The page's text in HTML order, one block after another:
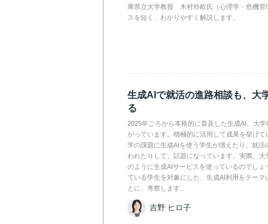
庫県立大学教授 木村玲欧氏（心理学・危機管
スを短く、わかりやすく解説します。
生成AIで就活の進路相談も、大
る
2025年ごろから本格的に普及した生成AI。大
がっています。積極的に活用して成果を挙げ
学の課題に生成AIを使う学生が増えたり、就活
われたりして、話題になっています。実際、
のように生成AIサービスを使っているのでしょ
ている学生を対象にした、生成AI利用をテーマ
とに、考察します。
吉野 ヒロ子